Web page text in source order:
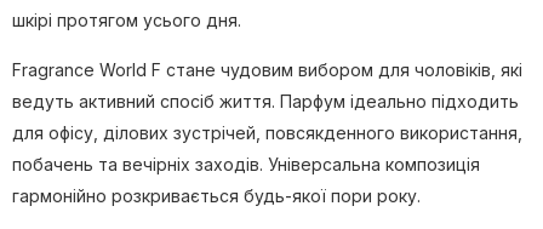
шкірі протягом усього дня.
Fragrance World F стане чудовим вибором для чоловіків, які
ведуть активний спосіб життя. Парфум ідеально підходить
для офісу, ділових зустрічей, повсякденного використання,
побачень та вечірніх заходів. Універсальна композиція
гармонійно розкривається будь-якої пори року.